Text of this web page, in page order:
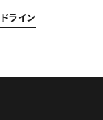
ライン